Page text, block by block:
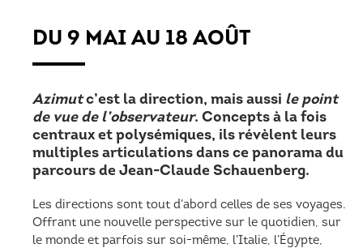
DU 9 MAI AU 18 AOÛT
Azimutc’est la direction, mais aussi le point
de vue de l’observateur. Concepts à la fois
centraux et polysémiques, ils révèlent leurs
multiples articulations dans ce panorama du
parcours de Jean-Claude Schauenberg.
Les directions sont tout d’abord celles de ses voyages.
Offrant une nouvelle perspective sur le quotidien, sur
le monde et parfois sur soi-même, l’Italie, l’Égypte,